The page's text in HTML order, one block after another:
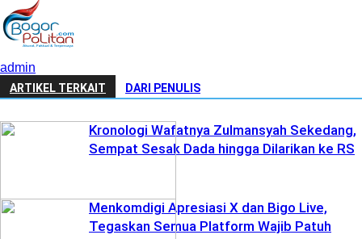
admin
ARTIKEL TERKAIT DARI PENULIS
Kronologi Wafatnya Zulmansyah Sekedang,
Sempat Sesak Dada hingga Dilarikan ke RS
Menkomdigi Apresiasi X dan Bigo Live,
Tegaskan Semua Platform Wajib Patuh